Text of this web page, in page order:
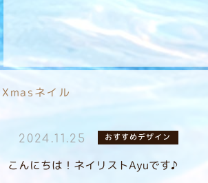
Xmasネイル
2024.11.25 おすすめデザイン
こんにちは！ネイリストAyuです♪